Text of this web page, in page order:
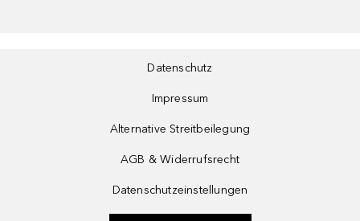
Datenschutz
Impressum
Alternative Streitbeilegung
AGB & Widerrufsrecht
Datenschutzeinstellungen